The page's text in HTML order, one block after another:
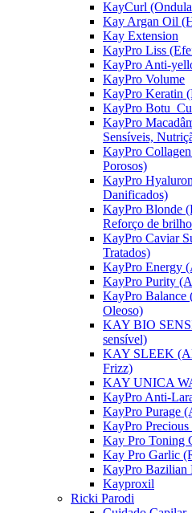
KayCurl
Kay Argan Oil
Kay Extension
KayPro Liss
KayPro Anti-
KayPro Volume
KayPro Keratin
KayPro
KayPro
Sensíveis,
KayPro
Porosos)
KayPro
Danificados)
KayPro Blonde
Reforço de
KayPro Caviar
Tratados)
KayPro Energy
KayPro Purity
KayPro Balance
Oleoso)
KAY BIO
sensível)
KAY SLEEK
Frizz)
KAY UNICA
KayPro Anti-
KayPro Purage
KayPro Precious
Kay Pro Toning
Kay Pro Garlic
KayPro Bazilian
Kayproxil
Ricki Parodi